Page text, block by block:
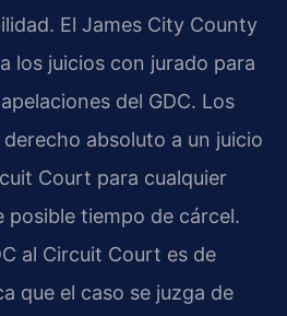
El James City County
los juicios con jurado para
del GDC. Los
absoluto a un juicio
Court para cualquier
posible tiempo de cárcel.
al Circuit Court es de
que el caso se juzga de